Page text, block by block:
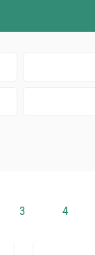
Page
3 Page
4